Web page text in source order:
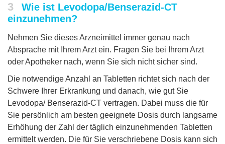
3
Wie ist Levodopa/Benserazid-CT
einzunehmen?
Nehmen Sie dieses Arzneimittel immer genau nach
Absprache mit Ihrem Arzt ein. Fragen Sie bei Ihrem Arzt
oder Apotheker nach, wenn Sie sich nicht sicher sind.
Die notwendige Anzahl an Tabletten richtet sich nach der
Schwere Ihrer Erkrankung und danach, wie gut Sie
Levodopa/ Benserazid-CT vertragen. Dabei muss die für
Sie persönlich am besten geeignete Dosis durch langsame
Erhöhung der Zahl der täglich einzunehmenden Tabletten
ermittelt werden. Die für Sie verschriebene Dosis kann sich